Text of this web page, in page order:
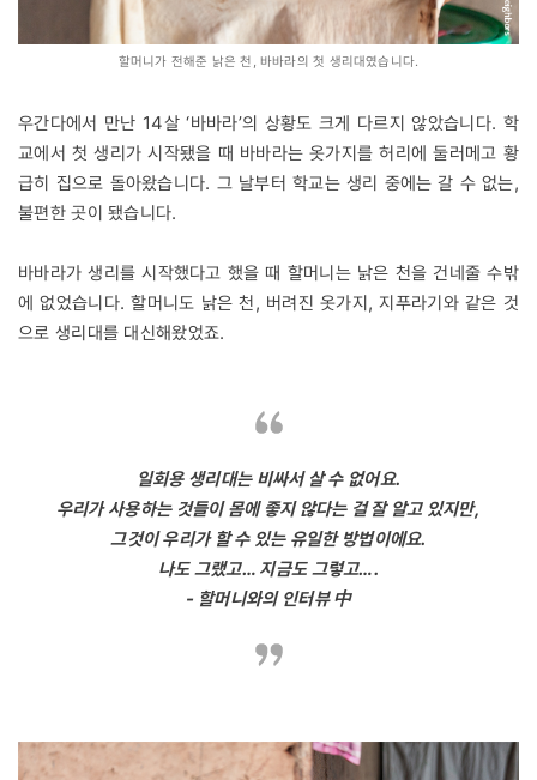
할머니가 전해준 낡은 천, 바바라의 첫 생리대였습니다.
우간다에서 만난 14살 ‘바바라’의 상황도 크게 다르지 않았습니다. 학
교에서 첫 생리가 시작됐을 때 바바라는 옷가지를 허리에 둘러메고 황
급히 집으로 돌아왔습니다. 그 날부터 학교는 생리 중에는 갈 수 없는,
불편한 곳이 됐습니다.
바바라가 생리를 시작했다고 했을 때 할머니는 낡은 천을 건네줄 수밖
에 없었습니다. 할머니도 낡은 천, 버려진 옷가지, 지푸라기와 같은 것
으로 생리대를 대신해왔었죠.
일회용 생리대는 비싸서 살 수 없어요.
우리가 사용하는 것들이 몸에 좋지 않다는 걸 잘 알고 있지만,
그것이 우리가 할 수 있는 유일한 방법이에요.
나도 그랬고… 지금도 그렇고….
- 할머니와의 인터뷰 中